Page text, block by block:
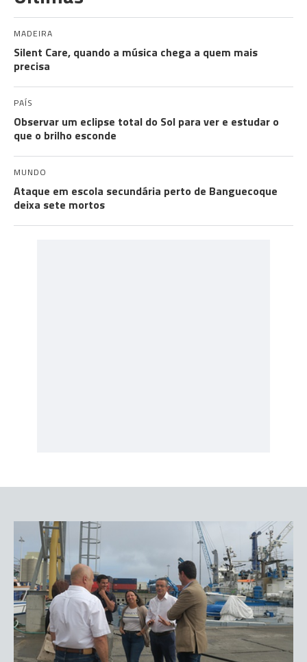
MADEIRA
Silent Care, quando a música chega a quem mais
precisa
PAÍS
Observar um eclipse total do Sol para ver e estudar o
que o brilho esconde
MUNDO
Ataque em escola secundária perto de Banguecoque
deixa sete mortos